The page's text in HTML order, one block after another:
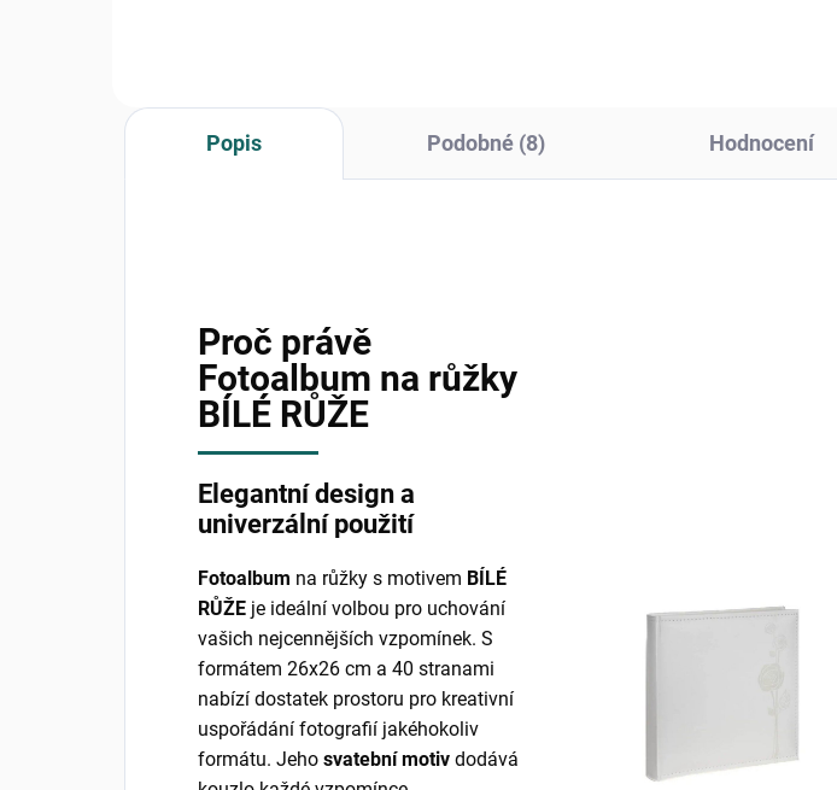
Popis Podobné (8) Hodnocení
Proč právě
Fotoalbum na růžky
BÍLÉ RŮŽE
Elegantní design a
univerzální použití
Fotoalbum na růžky s motivem BÍLÉ
RŮŽE je ideální volbou pro uchování
vašich nejcennějších vzpomínek. S
formátem 26x26 cm a 40 stranami
nabízí dostatek prostoru pro kreativní
uspořádání fotografií jakéhokoliv
formátu. Jeho svatební motiv dodává